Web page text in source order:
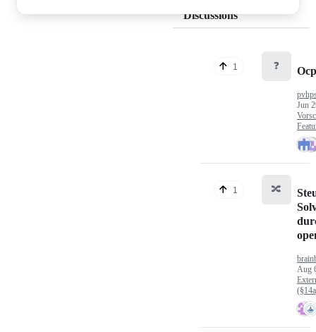
Discussions
1 ❓
Jun
1 🔀
Aug